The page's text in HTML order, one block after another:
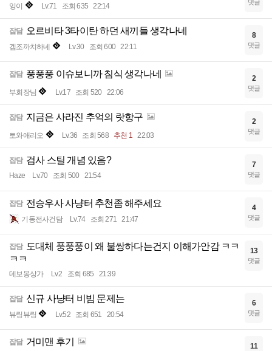
잉이 Lv.71 조회 635 22:14 댓글
잡담 오르비타 3타이탄 하던 새끼들 생각나네
겜조까치하네 Lv.30 조회 600 22:11
8
댓글
잡담 풍풍풍 이슈보니까 침식 생각나네
부회장님 Lv.17 조회 520 22:06
2
댓글
잡담 지금은 사라진 추억의 랏항구
토와애리오 Lv.36 조회 568 추천 1 22:03
2
댓글
잡담 검사 스틸 개념 있음?
Haze Lv.70 조회 500 21:54
7
댓글
잡담 전승우사 사냥터 추천좀 해주세요
기동전사건담 Lv.74 조회 271 21:47
4
댓글
잡담 도대체 풍풍풍이 왜 불쌍하다는건지 이해가안감 ㅋㅋ
ㅋㅋ
데보몽상가 Lv.2 조회 685 21:39
13
댓글
잡담 신규 사냥터 비빔 문제는
뷰링뷰링 Lv.52 조회 651 20:54
6
댓글
잡담 거미맨 후기 11